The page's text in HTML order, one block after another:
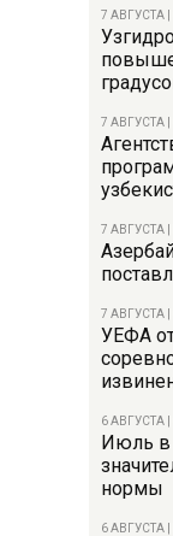
7 АВГУСТА
7 АВГУСТА
7 АВГУСТА
7 АВГУСТА
УЕФА
6 АВГУСТА
Июль в
нормы
6 АВГУСТА